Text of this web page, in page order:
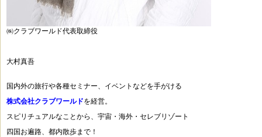
㈱クラブワールド代表取締役
大村真吾
国内外の旅行や各種セミナー、イベントなどを手がける
株式会社クラブワールドを経営。
スピリチュアルなことから、宇宙・海外・セレブリゾート
四国お遍路、都内散歩まで！